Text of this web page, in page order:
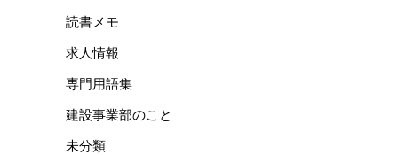
読書メモ
求人情報
専門用語集
建設事業部のこと
未分類